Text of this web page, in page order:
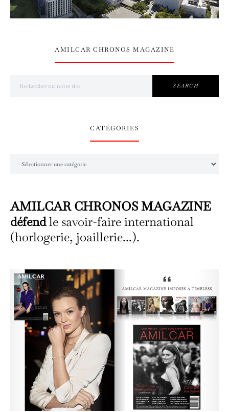
AMILCAR CHRONOS MAGAZINE
SEARCH
CATÉGORIES
AMILCAR CHRONOS MAGAZINE
défendle savoir-faire international
(horlogerie, joaillerie...).